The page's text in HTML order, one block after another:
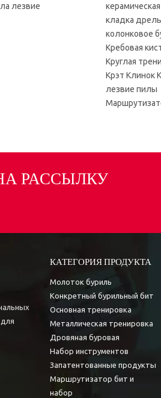
лезвие
кладка дрель
колонковое
Кребовая
Круглая
Крэт Клинок
лезвие пилы
РАССЫЛКУ
КАТЕГОРИЯ ПРОДУКТА
Молоток буриль
Конкретный бурильный бит
Основная тренировка
Металлическая тренировка
Дровяная буровая
Набор инструментов
Запатентованные продукты
Маршрутизатор бит и
набор